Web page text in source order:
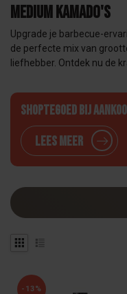
Medium kamado's
Upgrade je barbecue-
de perfecte mix van
liefhebber. Ontdek nu de
Shoptegoed bij
Lees meer
-13%